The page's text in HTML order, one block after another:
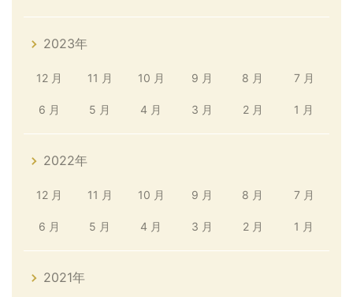
2023年
12 月 11 月 10 月 9 月 8 月 7 月
6 月 5 月 4 月 3 月 2 月 1 月
2022年
12 月 11 月 10 月 9 月 8 月 7 月
6 月 5 月 4 月 3 月 2 月 1 月
2021年